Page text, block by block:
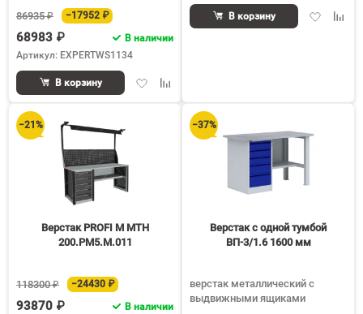
86935 ₽
−17952 ₽
68983 ₽
В наличии
Артикул: EXPERTWS1134
ДобавитьДобавить
сравнению
В корзину
Добавить
В корзину
−21%
Верстак PROFI M MTH
200.PM5.M.011
118300 ₽ −24430 ₽
93870 ₽
В наличии
−37%
Верстак с одной тумбой
ВП-3/1.6 1600 мм
верстак металлический с
выдвижными ящиками